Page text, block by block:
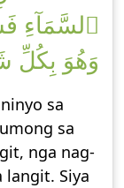
وَهُوَ بِكُلِّ
sa
sa
nga nag-
Siya